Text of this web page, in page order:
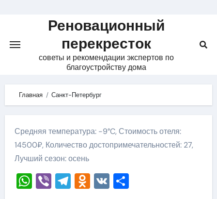
Реновационный
перекресток
советы и рекомендации экспертов по
благоустройству дома
Главная Санкт-Петербург
Средняя температура: -9°C, Стоимость отеля:
14500₽, Количество достопримечательностей: 27,
Лучший сезон: осень
WhatsApp
ViberTelegram
Odnoklassniki
VKОтправить